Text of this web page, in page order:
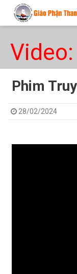
Phim
28/02/2024